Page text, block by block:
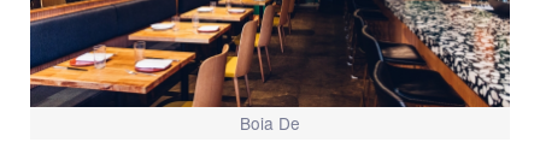
Boia De